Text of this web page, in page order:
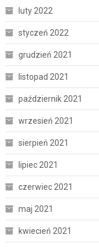
luty 2022
styczeń 2022
grudzień 2021
listopad 2021
październik 2021
wrzesień 2021
sierpień 2021
lipiec 2021
czerwiec 2021
maj 2021
kwiecień 2021